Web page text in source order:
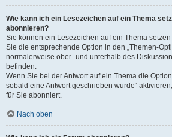
Wie kann ich ein Lesezeichen auf ein Thema
abonnieren?
Sie können ein Lesezeichen auf ein Thema
Sie die entsprechende Option in den „Themen-
normalerweise ober- und unterhalb des
befinden.
Wenn Sie bei der Antwort auf ein Thema die
sobald eine Antwort geschrieben wurde“
für Sie abonniert.
Nach oben